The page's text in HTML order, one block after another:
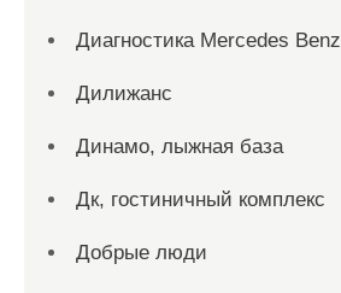
Диагностика Mercedes Benz
Дилижанс
Динамо, лыжная база
Дк, гостиничный комплекс
Добрые люди